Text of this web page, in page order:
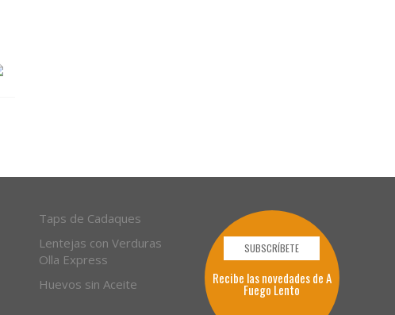
Taps de Cadaques
Lentejas con Verduras
Olla Express
Huevos sin Aceite
SUBSCRÍBETE
Recibe las novedades de A
Fuego Lento